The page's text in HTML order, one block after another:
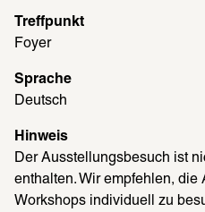
Treffpunkt
Foyer
Sprache
Deutsch
Hinweis
Der Ausstellungsbesuch ist
enthalten. Wir empfehlen,
Workshops individuell zu